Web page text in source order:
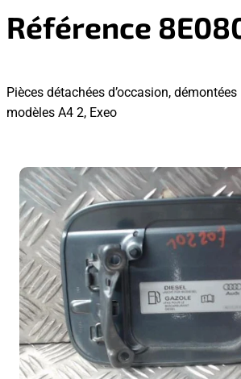
Référence
Pièces détachées d’occasion,
modèles A4 2, Exeo